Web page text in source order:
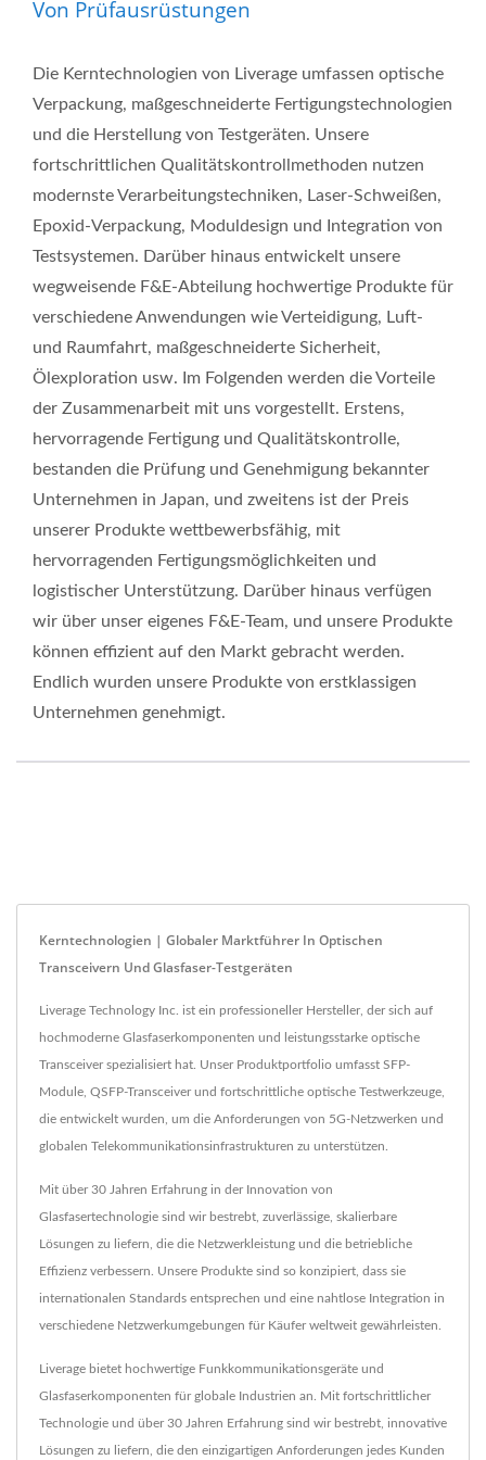
Von Prüfausrüstungen
Die Kerntechnologien von Liverage umfassen optische
Verpackung, maßgeschneiderte Fertigungstechnologien
und die Herstellung von Testgeräten. Unsere
fortschrittlichen Qualitätskontrollmethoden nutzen
modernste Verarbeitungstechniken, Laser-Schweißen,
Epoxid-Verpackung, Moduldesign und Integration von
Testsystemen. Darüber hinaus entwickelt unsere
wegweisende F&E-Abteilung hochwertige Produkte für
verschiedene Anwendungen wie Verteidigung, Luft-
und Raumfahrt, maßgeschneiderte Sicherheit,
Ölexploration usw. Im Folgenden werden die Vorteile
der Zusammenarbeit mit uns vorgestellt. Erstens,
hervorragende Fertigung und Qualitätskontrolle,
bestanden die Prüfung und Genehmigung bekannter
Unternehmen in Japan, und zweitens ist der Preis
unserer Produkte wettbewerbsfähig, mit
hervorragenden Fertigungsmöglichkeiten und
logistischer Unterstützung. Darüber hinaus verfügen
wir über unser eigenes F&E-Team, und unsere Produkte
können effizient auf den Markt gebracht werden.
Endlich wurden unsere Produkte von erstklassigen
Unternehmen genehmigt.
Kerntechnologien | Globaler Marktführer In Optischen
Transceivern Und Glasfaser-Testgeräten
Liverage Technology Inc. ist ein professioneller Hersteller, der sich auf
hochmoderne Glasfaserkomponenten und leistungsstarke optische
Transceiver spezialisiert hat. Unser Produktportfolio umfasst SFP-
Module, QSFP-Transceiver und fortschrittliche optische Testwerkzeuge,
die entwickelt wurden, um die Anforderungen von 5G-Netzwerken und
globalen Telekommunikationsinfrastrukturen zu unterstützen.
Mit über 30 Jahren Erfahrung in der Innovation von
Glasfasertechnologie sind wir bestrebt, zuverlässige, skalierbare
Lösungen zu liefern, die die Netzwerkleistung und die betriebliche
Effizienz verbessern. Unsere Produkte sind so konzipiert, dass sie
internationalen Standards entsprechen und eine nahtlose Integration in
verschiedene Netzwerkumgebungen für Käufer weltweit gewährleisten.
Liverage bietet hochwertige Funkkommunikationsgeräte und
Glasfaserkomponenten für globale Industrien an. Mit fortschrittlicher
Technologie und über 30 Jahren Erfahrung sind wir bestrebt, innovative
Lösungen zu liefern, die den einzigartigen Anforderungen jedes Kunden